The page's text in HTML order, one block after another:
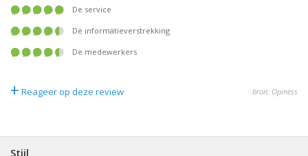
De service
De informatieverstrekking
De medewerkers
+ Reageer op deze review bron: Opiness
Stijl